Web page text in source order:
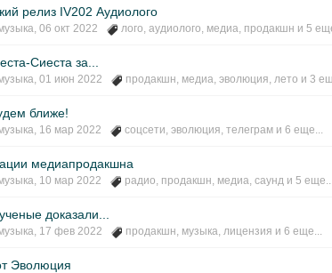
релиз IV202 Аудиолого
,06 окт 2022 лого,аудиолого, медиа, продакшн и 5
Сиеста за...
,01 июн 2022 продакшн, медиа,эволюция,лето и 3
ближе!
, 16 мар 2022 соцсети,эволюция,телеграм и 6 еще...
медиапродакшна
, 10 мар 2022 радио, продакшн, медиа,саунд и 5 еще...
доказали...
, 17 фев 2022 продакшн, музыка,лицензия и 6 еще...
Эволюция